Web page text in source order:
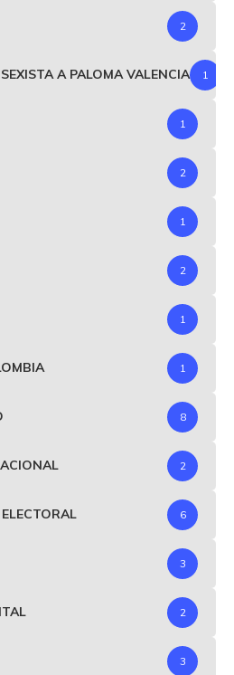
2
A PALOMA VALENCIA 1
1
2
1
2
1
1
8
2
6
3
2
3